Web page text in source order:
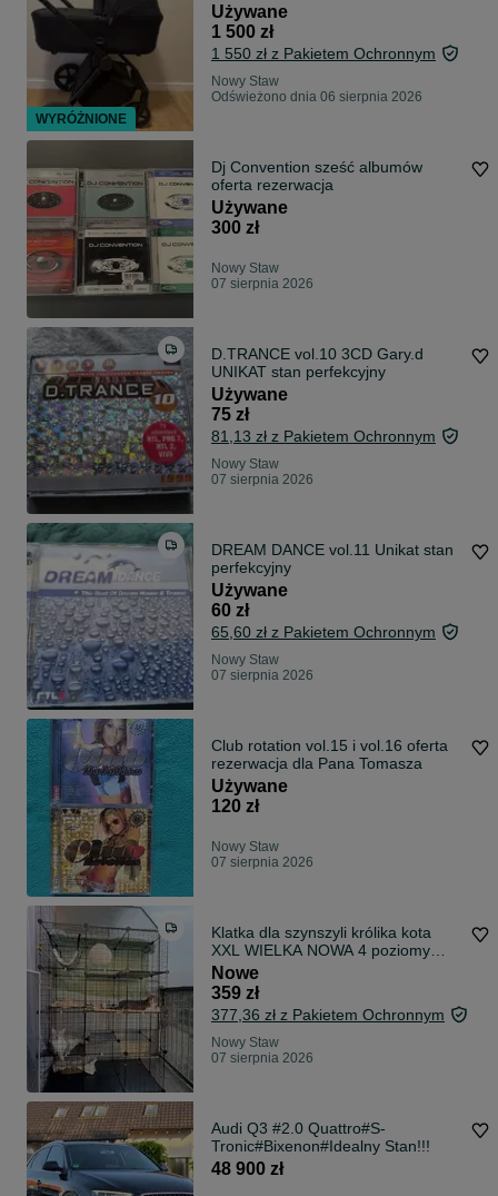
Używane
1 500 zł
1 550 zł z Pakietem Ochronnym
Nowy Staw
Odświeżono dnia 06 sierpnia 2026
Dj Convention sześć albumów
oferta rezerwacja
Używane
300 zł
Nowy Staw
07 sierpnia 2026
D.TRANCE vol.10 3CD Gary.d
UNIKAT stan perfekcyjny
Używane
75 zł
81,13 zł z Pakietem Ochronnym
Nowy Staw
07 sierpnia 2026
DREAM DANCE vol.11 Unikat stan
perfekcyjny
Używane
60 zł
65,60 zł z Pakietem Ochronnym
Nowy Staw
07 sierpnia 2026
Club rotation vol.15 i vol.16 oferta
rezerwacja dla Pana Tomasza
Używane
120 zł
Nowy Staw
07 sierpnia 2026
Klatka dla szynszyli królika kota
XXL WIELKA NOWA 4 poziomy
czarna
Nowe
359 zł
377,36 zł z Pakietem Ochronnym
Nowy Staw
07 sierpnia 2026
Audi Q3 #2.0 Quattro#S-
Tronic#Bixenon#Idealny Stan!!!
48 900 zł
WYRÓŻNIONE